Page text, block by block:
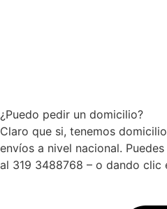
¿Puedo pedir un domicilio?
Claro que si, tenemos
envíos a nivel nacional.
al 319 3488768 – o dando clic